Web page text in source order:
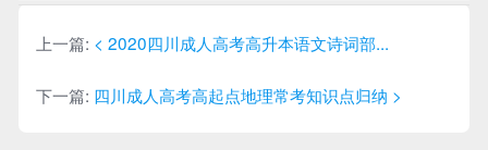
周
师
上一篇: < 2020四川成人高考高升本语文诗词部...
下一篇: 四川成人高考高起点地理常考知识点归纳 >